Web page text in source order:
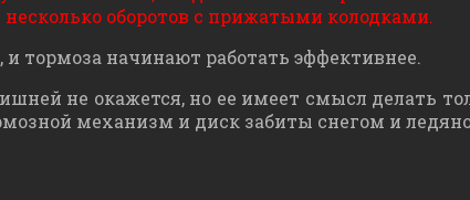
оборотов с прижатыми колодками.
тормоза начинают работать эффективнее.
не окажется, но ее имеет смысл делать
механизм и диск забиты снегом и